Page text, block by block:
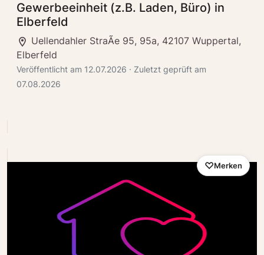
Gewerbeeinheit (z.B. Laden, Büro) in
Elberfeld
Uellendahler StraÃe 95, 95a, 42107 Wuppertal,
Elberfeld
Veröffentlicht am 12.07.2026 · Zuletzt geprüft am
07.08.2026
Merken